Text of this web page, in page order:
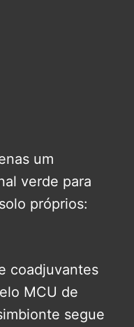
um
verde para
próprios:
coadjuvantes
MCU de
segue